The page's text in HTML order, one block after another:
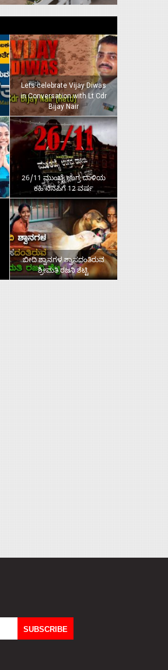
Lets celebrate Vijay Diwas
in Conversation with Lt Cdr
Bijay Nair
26/11 ಮುಂಬೈ ಉಗ್ರ ದಾಳಿಯ
ಕಹಿ ನೆನಪಿಗೆ 12 ವರ್ಷ
ಬೀದಿ ಶ್ವಾನಗಳ ಶ್ವಾಸದಂತಿರುವ
ಶ್ರೀಮತಿ ರಜನಿ ಶೆಟ್ಟಿ